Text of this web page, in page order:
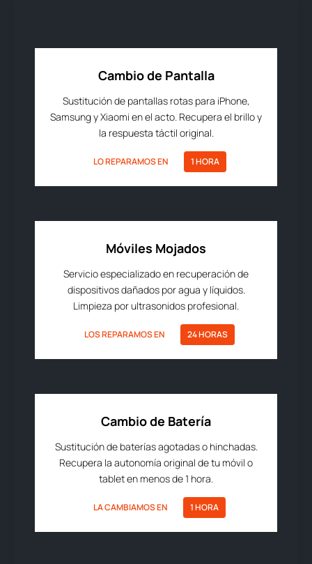
Cambio de Pantalla
Sustitución de pantallas rotas para iPhone,
Samsung y Xiaomi en el acto. Recupera el brillo y
la respuesta táctil original.
LO REPARAMOS EN 1 HORA
Móviles Mojados
Servicio especializado en recuperación de
dispositivos dañados por agua y líquidos.
Limpieza por ultrasonidos profesional.
LOS REPARAMOS EN 24 HORAS
Cambio de Batería
Sustitución de baterías agotadas o hinchadas.
Recupera la autonomía original de tu móvil o
tablet en menos de 1 hora.
LA CAMBIAMOS EN 1 HORA